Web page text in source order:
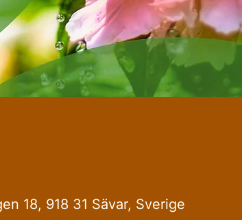
18, 918 31 Sävar, Sverige